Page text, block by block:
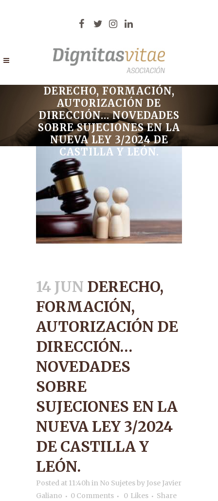
DERECHO, FORMACIÓN,
AUTORIZACIÓN DE
DIRECCIÓN… NOVEDADES
SOBRE SUJECIONES EN LA
NUEVA LEY 3/2024 DE
CASTILLA Y LEÓN.
14 JUN DERECHO,
FORMACIÓN,
AUTORIZACIÓN DE
DIRECCIÓN…
NOVEDADES
SOBRE
SUJECIONES EN LA
NUEVA LEY 3/2024
DE CASTILLA Y
LEÓN.
Posted at 11:40hin No Sujetesby Jose Javier
Galiano
0 Comments 0 Likes Share